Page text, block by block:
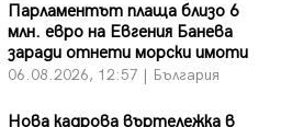
Парламентът плаща близо 6
млн. евро на Евгения Банева
заради отнети морски имоти
06.08.2026, 12:57 | България
Нова кадрова въртележка в